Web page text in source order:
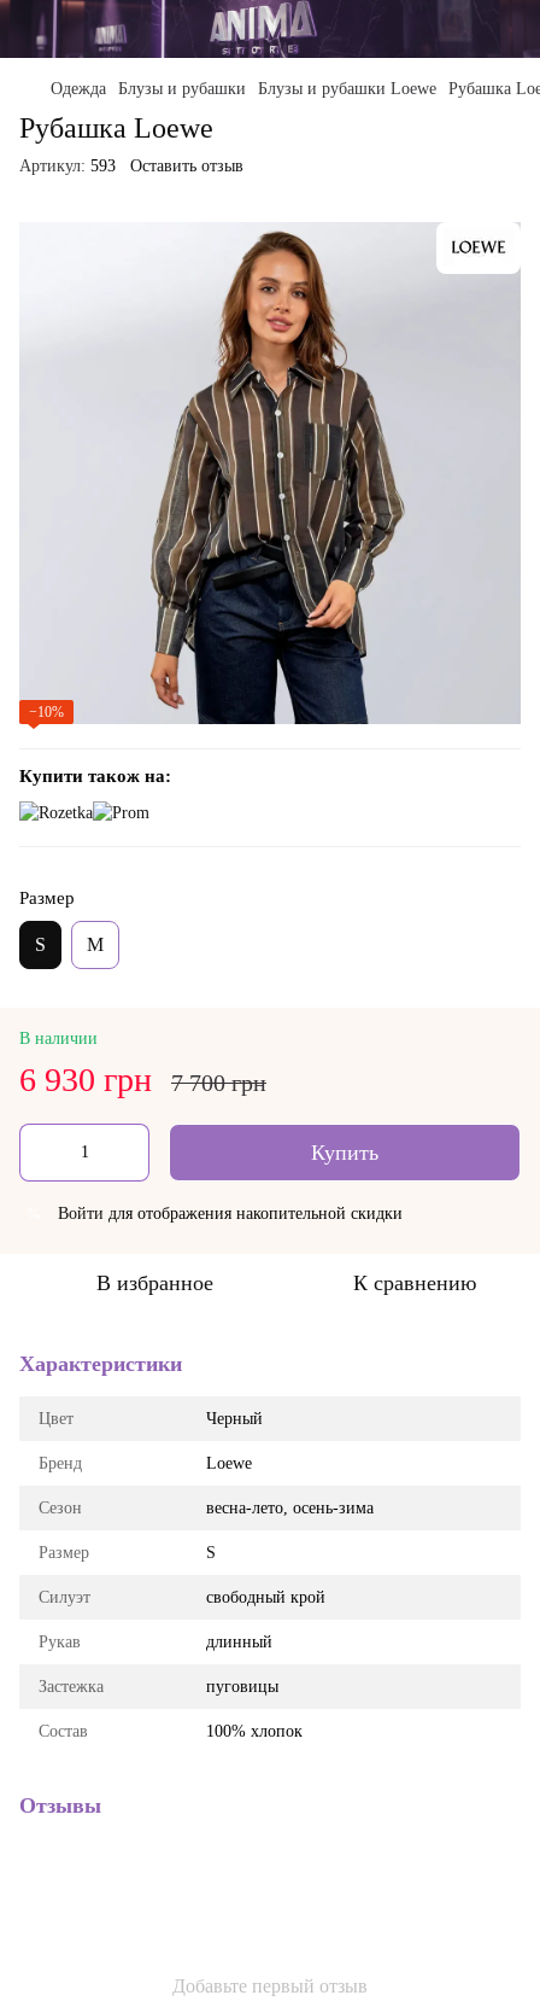
Одежда Блузы и рубашки Блузы и рубашки Loewe Рубашка
Рубашка Loewe
Артикул: 593 Оставить отзыв
−10%
Купити також на:
Размер
S M
В наличии
6 930 грн 7 700 грн
Купить
Войти для отображения накопительной скидки
В избранное К сравнению
Характеристики
Цвет Черный
Бренд Loewe
Сезон весна-лето, осень-зима
Размер S
Силуэт свободный крой
Рукав длинный
Застежка пуговицы
Состав 100% хлопок
Отзывы
Добавьте первый отзыв